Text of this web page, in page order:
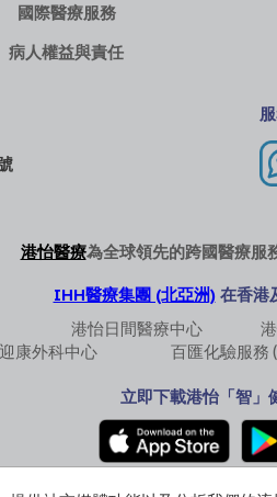
國際醫療服務
病人權益與責任
港怡醫療為全球領先的跨國醫療服
IHH醫療集團 (北亞洲)在香港
港怡日間醫療中心
康外科中心
百匯化驗服務
立即下載港怡「智」